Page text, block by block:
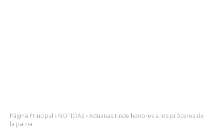
Página Principal NOTICIAS Aduanas rinde honores a los próceres de
la patria